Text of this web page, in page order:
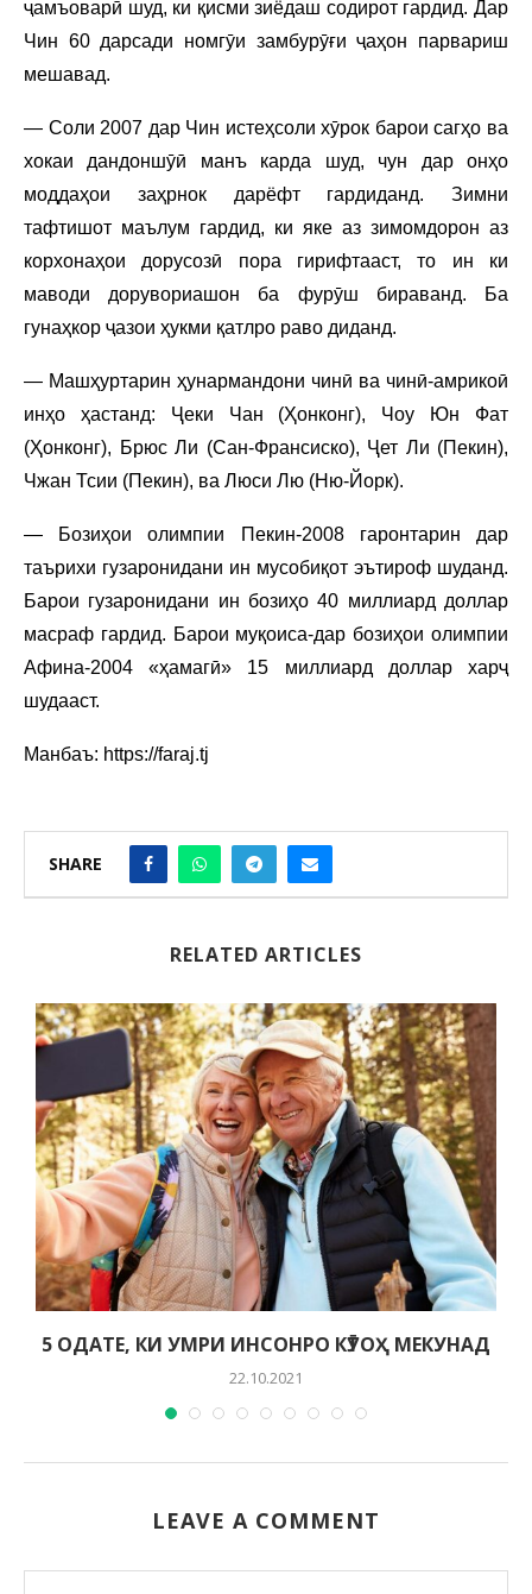
ҷамъоварӣ шуд, ки қисми зиёдаш содирот гардид. Дар
Чин 60 дарсади номгӯи замбурӯғи ҷаҳон парвариш
мешавад.
— Соли 2007 дар Чин истеҳсоли хӯрок барои сагҳо ва
хокаи дандоншӯӣ манъ карда шуд, чун дар онҳо
моддаҳои заҳрнок дарёфт гардиданд. Зимни
тафтишот маълум гардид, ки яке аз зимомдорон аз
корхонаҳои дорусозӣ пора гирифтааст, то ин ки
маводи дорувориашон ба фурӯш бираванд. Ба
гунаҳкор ҷазои ҳукми қатлро раво диданд.
— Машҳуртарин ҳунармандони чинӣ ва чинӣ-амрикоӣ
инҳо ҳастанд: Ҷеки Чан (Ҳонконг), Чоу Юн Фат
(Ҳонконг), Брюс Ли (Сан-Франсиско), Ҷет Ли (Пекин),
Чжан Тсии (Пекин), ва Люси Лю (Ню-Йорк).
— Бозиҳои олимпии Пекин-2008 гаронтарин дар
таърихи гузаронидани ин мусобиқот эътироф шуданд.
Барои гузаронидани ин бозиҳо 40 миллиард доллар
масраф гардид. Барои муқоиса-дар бозиҳои олимпии
Афина-2004 «ҳамагӣ» 15 миллиард доллар харҷ
шудааст.
Манбаъ: https://faraj.tj
SHARE
RELATED ARTICLES
5 ОДАТЕ, КИ УМРИ ИНСОНРО КӮТОҲ МЕКУНАД
22.10.2021
LEAVE A COMMENT